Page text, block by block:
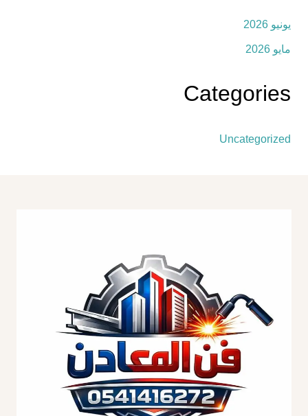
يونيو 2026
مايو 2026
Categories
Uncategorized